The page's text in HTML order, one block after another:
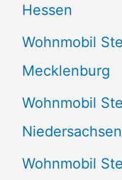
Hessen
Wohnmobil
Mecklenburg
Wohnmobil
Niedersachsen
Wohnmobil